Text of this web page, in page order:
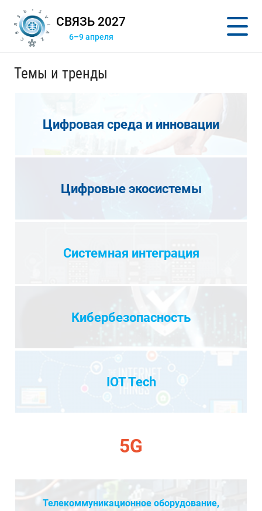
СВЯЗЬ 2027
6–9 апреля
Темы и тренды
Цифровая среда и инновации
Цифровые экосистемы
Системная интеграция
Кибербезопасность
IOT Tech
5G
Телекоммуникационное оборудование,